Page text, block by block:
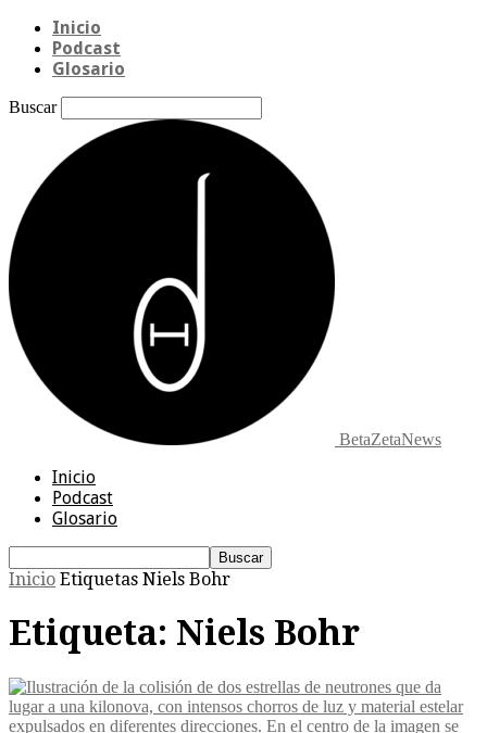
Inicio
Podcast
Glosario
Buscar
BetaZetaNews
Inicio
Podcast
Glosario
Inicio Etiquetas Niels Bohr
Etiqueta: Niels Bohr